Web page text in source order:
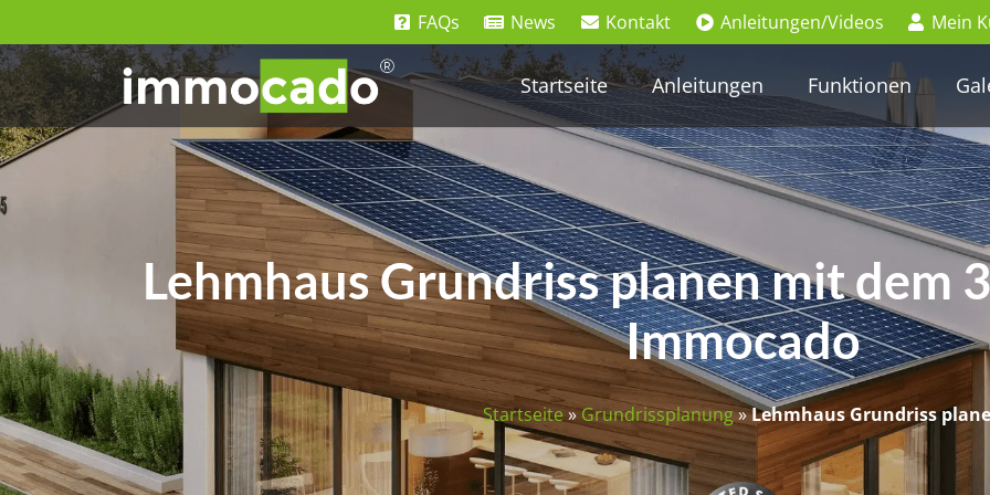
FAQs News Kontakt Anleitungen/Videos Mein
Startseite Anleitungen Funktionen
Lehmhaus Grundriss planen mit dem
Immocado
Startseite»Grundrissplanung»Lehmhaus Grundriss